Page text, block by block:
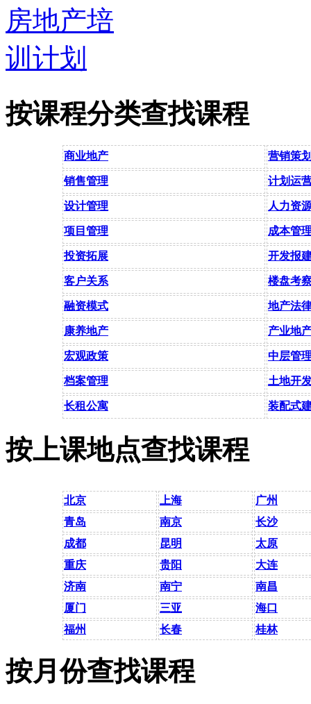
按课程分类查找课程
商业地产 营销策
销售管理 计划运
设计管理 人力资
项目管理 成本管
投资拓展 开发报
客户关系 楼盘考
融资模式 地产法
康养地产 产业地
宏观政策 中层管
档案管理 土地开
长租公寓 装配式
按上课地点查找课程
北京 上海
广州
青岛
南京
长沙
成都
昆明
太原
重庆
贵阳
大连
济南
南宁
南昌
厦门
三亚
海口
福州
长春 桂林
按月份查找课程